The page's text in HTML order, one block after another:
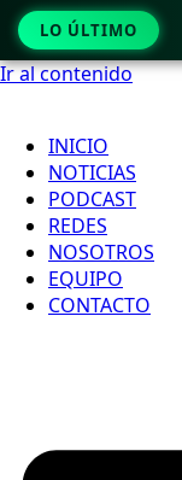
Ir al contenido
INICIO
NOTICIAS
PODCAST
REDES
NOSOTROS
EQUIPO
CONTACTO
LO ÚLTIMO
11 x86-x64